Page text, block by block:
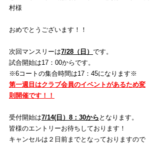
村様
おめでとうございます！！
次回マンスリーは7/28（日） です。
試合開始は17：00からです。
※6コートの集合時間は17：45になります※
第一週目はクラブ会員のイベントがあるため変
則開催です！！
受付開始は7/14(日）8：30から となります。
皆様のエントリーお待ちしております！
キャンセルは２日前までとなっておりますので